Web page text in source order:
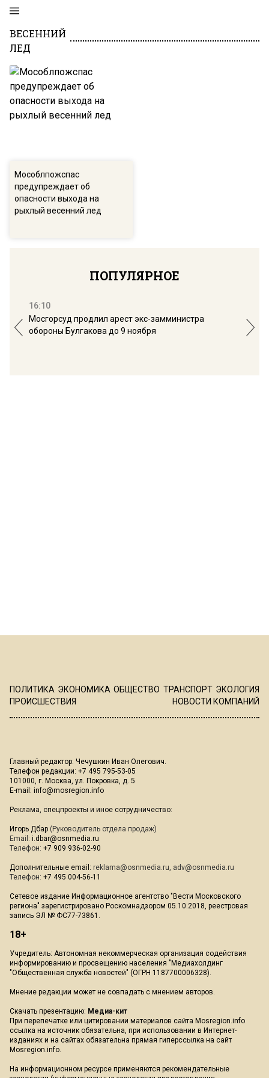
ВЕСЕННИЙ
ЛЕД
Мособлпожспас
предупреждает об
опасности выхода на
рыхлый весенний лед
ПОПУЛЯРНОЕ
16:10
Мосгорсуд продлил арест экс-замминистра
обороны Булгакова до 9 ноября
ПОЛИТИКА ЭКОНОМИКА ОБЩЕСТВО ТРАНСПОРТ ЭКОЛОГИЯ
ПРОИСШЕСТВИЯ
НОВОСТИ КОМПАНИЙ
Главный редактор: Чечушкин Иван Олегович.
Телефон редакции: +7 495 795-53-05
101000, г. Москва, ул. Покровка, д. 5
E-mail: info@mosregion.info
Реклама, спецпроекты и иное сотрудничество:
Игорь Дбар (Руководитель отдела продаж)
Email: i.dbar@osnmedia.ru
Телефон: +7 909 936-02-90
Дополнительные email: reklama@osnmedia.ru, adv@osnmedia.ru
Телефон: +7 495 004-56-11
Сетевое издание Информационное агентство "Вести Московского
региона" зарегистрировано Роскомнадзором 05.10.2018, реестровая
запись ЭЛ № ФС77-73861.
18+
Учредитель: Автономная некоммерческая организация содействия
информированию и просвещению населения "Медиахолдинг
"Общественная служба новостей" (ОГРН 1187700006328).
Мнение редакции может не совпадать с мнением авторов.
Скачать презентацию: Медиа-кит
При перепечатке или цитировании материалов сайта Mosregion.info
ссылка на источник обязательна, при использовании в Интернет-
изданиях и на сайтах обязательна прямая гиперссылка на сайт
Mosregion.info.
На информационном ресурсе применяются рекомендательные